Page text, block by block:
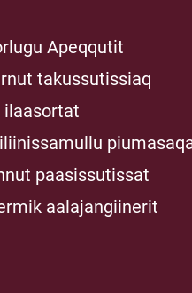
Apeqqutit
takussutissiaq
paasissutissat
aalajangiinerit